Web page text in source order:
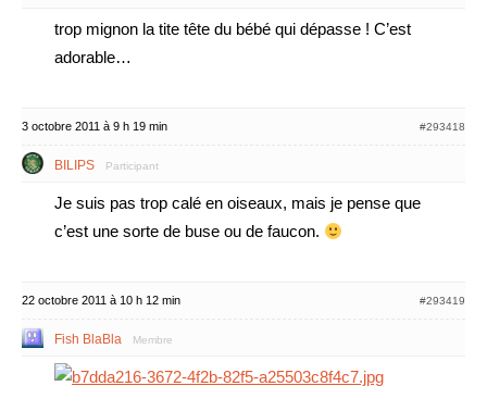
trop mignon la tite tête du bébé qui dépasse ! C’est
adorable…
3 octobre 2011 à 9 h 19 min #293418
BILIPS Participant
Je suis pas trop calé en oiseaux, mais je pense que
c’est une sorte de buse ou de faucon.
22 octobre 2011 à 10 h 12 min #293419
Fish BlaBla Membre